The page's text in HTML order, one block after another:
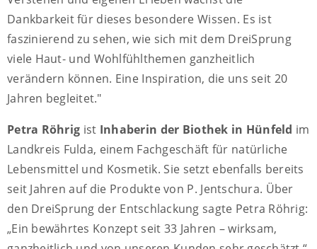
Dankbarkeit für dieses besondere Wissen. Es ist
faszinierend zu sehen, wie sich mit dem DreiSprung
viele Haut- und Wohlfühlthemen ganzheitlich
verändern können. Eine Inspiration, die uns seit 20
Jahren begleitet."
Petra Röhrig ist Inhaberin der Biothek in Hünfeld im
Landkreis Fulda, einem Fachgeschäft für natürliche
Lebensmittel und Kosmetik. Sie setzt ebenfalls bereits
seit Jahren auf die Produkte von P. Jentschura. Über
den DreiSprung der Entschlackung sagte Petra Röhrig:
„Ein bewährtes Konzept seit 33 Jahren – wirksam,